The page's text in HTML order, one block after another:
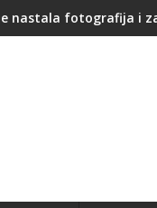
dizel, cena benzina